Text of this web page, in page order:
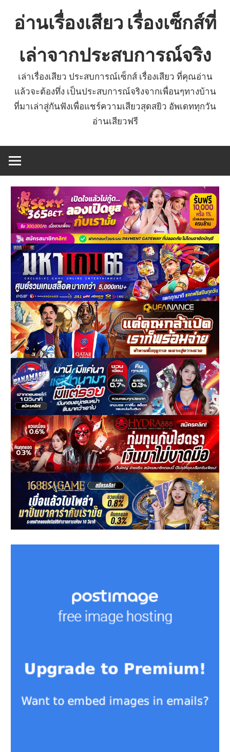
อ่านเรื่องเสียว เรื่องเซ็กส์ที่
เล่าจากประสบการณ์จริง
เล่าเรื่องเสียว ประสบการณ์เซ็กส์ เรื่องเสียว ที่คุณอ่าน
แล้วจะต้องทึ่ง เป็นประสบการณ์จริงจากเพื่อนๆทางบ้าน
ที่มาเล่าสู่กันฟังเพื่อแชร์ความเสียวสุดสยิว อัพเดททุกวัน
อ่านเสียวฟรี